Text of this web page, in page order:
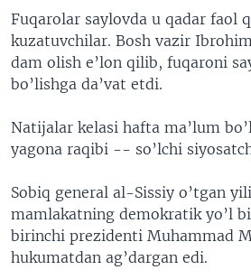
Fuqarolar saylovda u qadar faol
kuzatuvchilar. Bosh vazir
dam olish e’lon qilib, fuqaroni
bo’lishga da’vat etdi.
Natijalar kelasi hafta ma’lum
yagona raqibi -- so’lchi
Sobiq general al-Sissiy o’tgan
mamlakatning demokratik yo’l
birinchi prezidenti Muhammad
hukumatdan ag’dargan edi.